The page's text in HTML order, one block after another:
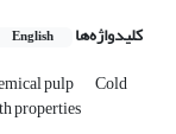
کلیدواژه‌ها English
pulp Cold
properties